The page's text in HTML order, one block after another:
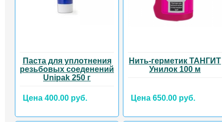
Паста для уплотнения
резьбовых соеденений
Unipak 250 г
Цена 400.00 руб.
Нить-герметик ТАНГИТ
Унилок 100 м
Цена 650.00 руб.